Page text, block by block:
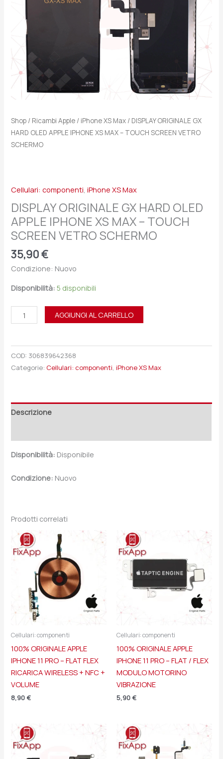
Shop / Ricambi Apple / iPhone XS Max / DISPLAY ORIGINALE GX
HARD OLED APPLE IPHONE XS MAX – TOUCH SCREEN VETRO
SCHERMO
Cellulari: componenti,iPhone XS Max
DISPLAY ORIGINALE GX HARD OLED
APPLE IPHONE XS MAX – TOUCH
SCREEN VETRO SCHERMO
35,90€
Condizione: Nuovo
Disponibilità: 5 disponibili
TOUCH
SCREEN
VETRO
SCHERMO
quantità
AGGIUNGI AL CARRELLO
COD: 306839642368
Categorie: Cellulari: componenti,iPhone XS Max
Descrizione
Disponibilità: Disponibile
Condizione: Nuovo
Prodotti correlati
Cellulari: componenti
100% ORIGINALE APPLE
IPHONE 11 PRO – FLAT FLEX
RICARICA WIRELESS + NFC +
VOLUME
8,90 €
Cellulari: componenti
100% ORIGINALE APPLE
IPHONE 11 PRO – FLAT / FLEX
MODULO MOTORINO
VIBRAZIONE
5,90 €